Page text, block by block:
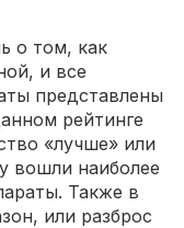
о том, как
и все
представлены
рейтинге
«лучше» или
вошли наиболее
Также в
или разброс